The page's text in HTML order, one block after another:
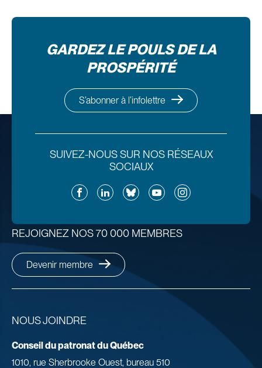
GARDEZ LE POULS DE LA
PROSPÉRITÉ
S’abonner à l’infolettre
SUIVEZ-NOUS SUR NOS RÉSEAUX
SOCIAUX
FacebookLinkedInBlueskyYouTubeInstagram
NOUS JOINDRE
Conseil du patronat du Québec
1010, rue Sherbrooke Ouest, bureau 510
REJOIGNEZ NOS 70 000 MEMBRES
Devenir membre